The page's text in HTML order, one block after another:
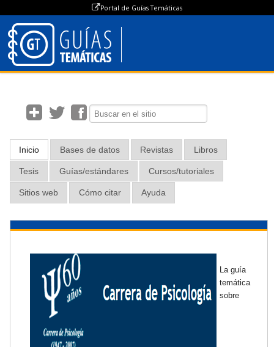
Portal de Guías Temáticas
Psicología
Inicio Bases de datos Revistas Libros
Tesis Guías/estándares Cursos/tutoriales
Sitios web Cómo citar Ayuda
La guía
temática
sobre